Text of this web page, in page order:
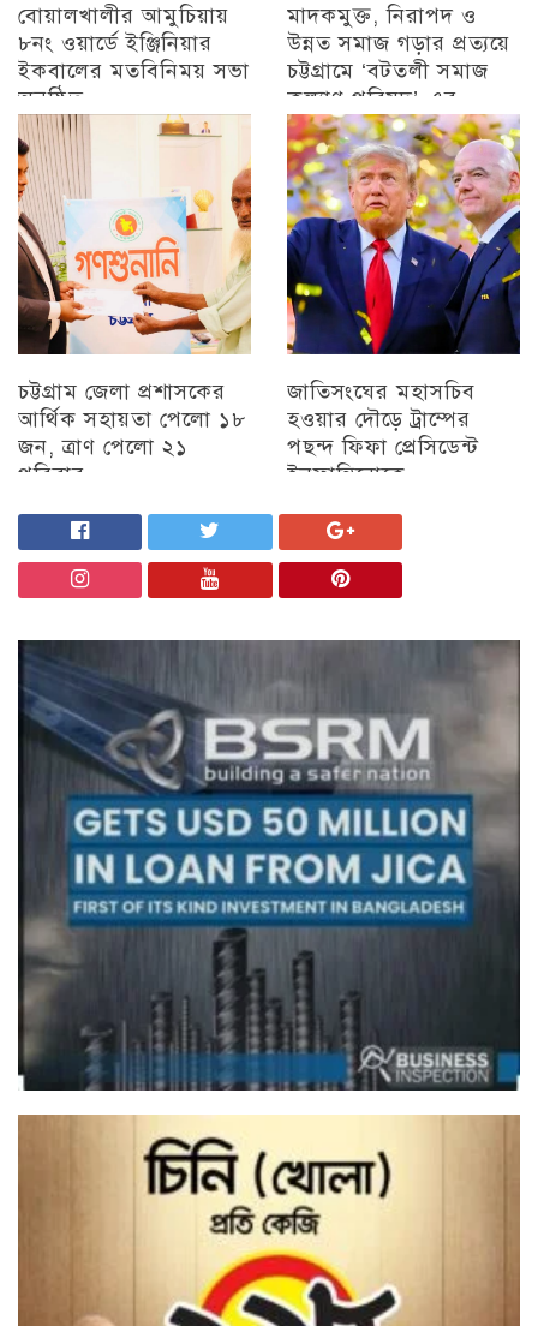
বোয়ালখালীর আমুচিয়ায়
৮নং ওয়ার্ডে ইঞ্জিনিয়ার
ইকবালের মতবিনিময় সভা
অনুষ্ঠিত
চট্টগ্রাম
মাদকমুক্ত, নিরাপদ ও
উন্নত সমাজ গড়ার প্রত্যয়ে
চট্টগ্রামে ‘বটতলী সমাজ
কল্যাণ পরিষদ’-এর
মতবিনিময় সভা অনুষ্ঠিত
চট্টগ্রাম
চট্টগ্রাম জেলা প্রশাসকের
আর্থিক সহায়তা পেলো ১৮
জন, ত্রাণ পেলো ২১
পরিবার
চট্টগ্রাম
জাতিসংঘের মহাসচিব
হওয়ার দৌড়ে ট্রাম্পের
পছন্দ ফিফা প্রেসিডেন্ট
ইনফান্তিনোকে
চট্টগ্রাম